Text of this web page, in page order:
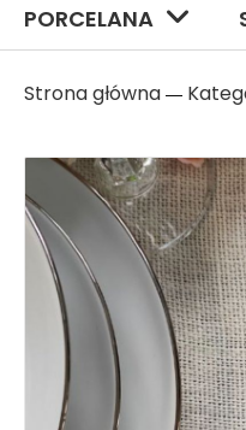
PORCELANA
Strona główna ―